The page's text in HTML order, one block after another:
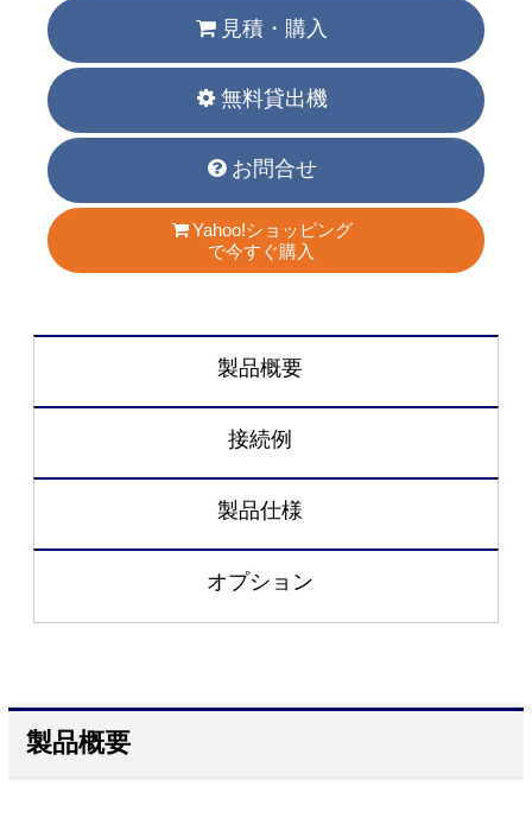
見積・購入
無料貸出機
お問合せ
Yahoo!ショッピング
で今すぐ購入
製品概要
接続例
製品仕様
オプション
製品概要